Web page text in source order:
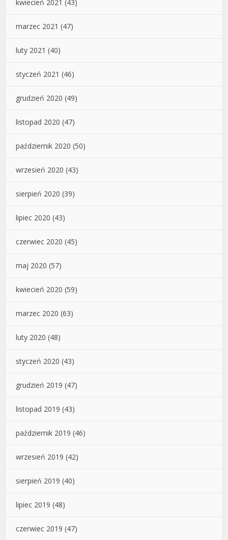
kwiecień 2021 (43)
marzec 2021 (47)
luty 2021 (40)
styczeń 2021 (46)
grudzień 2020 (49)
listopad 2020 (47)
październik 2020 (50)
wrzesień 2020 (43)
sierpień 2020 (39)
lipiec 2020 (43)
czerwiec 2020 (45)
maj 2020 (57)
kwiecień 2020 (59)
marzec 2020 (63)
luty 2020 (48)
styczeń 2020 (43)
grudzień 2019 (47)
listopad 2019 (43)
październik 2019 (46)
wrzesień 2019 (42)
sierpień 2019 (40)
lipiec 2019 (48)
czerwiec 2019 (47)